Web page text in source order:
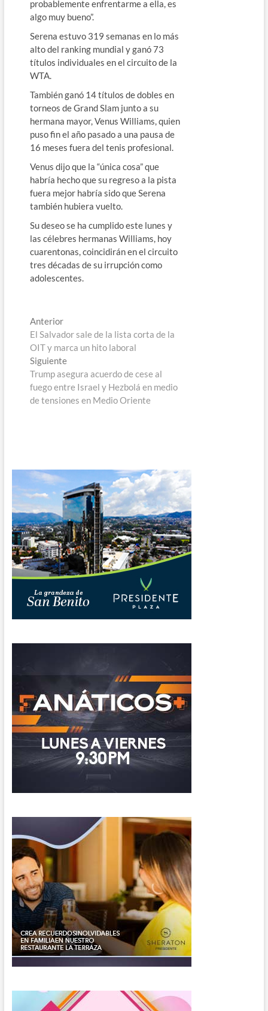
probablemente enfrentarme a ella, es
algo muy bueno”.
Serena estuvo 319 semanas en lo más
alto del ranking mundial y ganó 73
títulos individuales en el circuito de la
WTA.
También ganó 14 títulos de dobles en
torneos de Grand Slam junto a su
hermana mayor, Venus Williams, quien
puso fin el año pasado a una pausa de
16 meses fuera del tenis profesional.
Venus dijo que la “única cosa” que
habría hecho que su regreso a la pista
fuera mejor habría sido que Serena
también hubiera vuelto.
Su deseo se ha cumplido este lunes y
las célebres hermanas Williams, hoy
cuarentonas, coincidirán en el circuito
tres décadas de su irrupción como
adolescentes.
Navegación
de
entradas
AnteriorEntrada
anterior:
El Salvador sale de la lista corta de la
OIT y marca un hito laboral
SiguienteEntrada
siguiente:
Trump asegura acuerdo de cese al
fuego entre Israel y Hezbolá en medio
de tensiones en Medio Oriente